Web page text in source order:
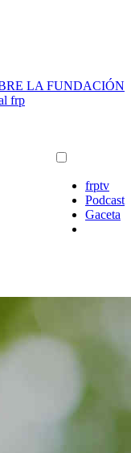
LA FUNDACIÓN
frp
frptv
Podcast
Gaceta